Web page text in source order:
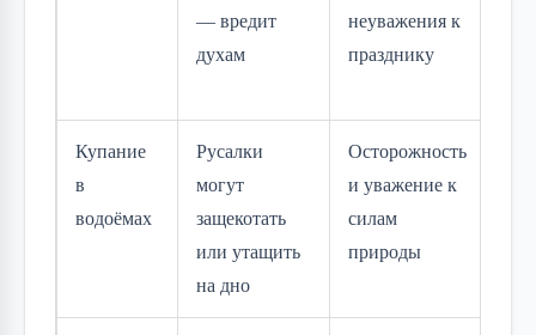
— вредит
духам
неуважения к
празднику
Купание
в
водоёмах
Русалки
могут
защекотать
или утащить
на дно
Осторожность
и уважение к
силам
природы